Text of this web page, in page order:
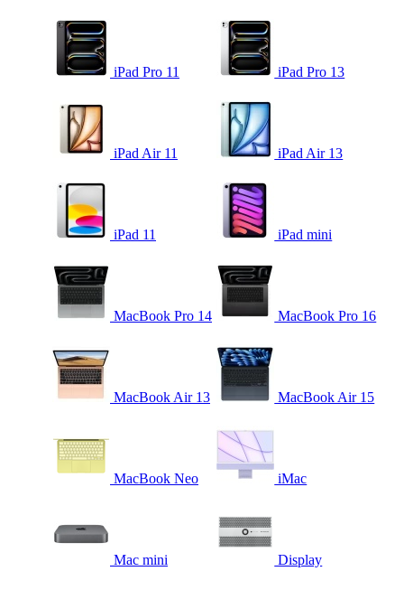
iPad Pro 11 iPad Pro 13
iPad Air 11 iPad Air 13
iPad 11 iPad mini
MacBook Pro 14 MacBook Pro 16
MacBook Air 13 MacBook Air 15
MacBook Neo iMac
Mac mini Display